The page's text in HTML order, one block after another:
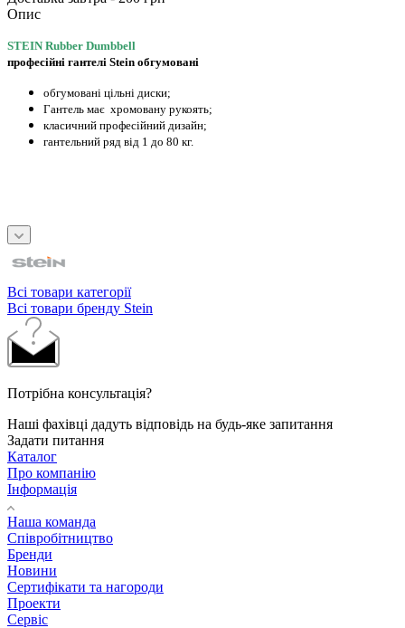
Опис
STEIN Rubber Dumbbell
професійні гантелі Stein обгумовані
обгумовані цільні диски;
Гантель має хромовану рукоять;
класичний професійний дизайн;
гантельний ряд від 1 до 80 кг.
Всі товари категорії
Всі товари бренду Stein
Потрібна консультація?
Наші фахівці дадуть відповідь на будь-яке запитання
Задати питання
Каталог
Про компанію
Інформація
Наша команда
Співробітництво
Бренди
Новини
Сертифікати та нагороди
Проекти
Сервіс